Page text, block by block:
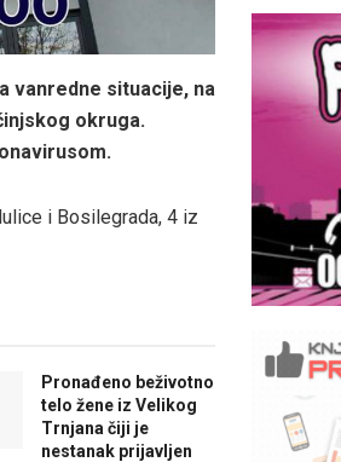
vanredne situacije, na
okruga.
i Bosilegrada, 4 iz
Pronađeno beživotno
telo žene iz Velikog
Trnjana čiji je
nestanak prijavljen